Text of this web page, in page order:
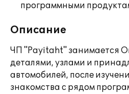
программными
Описание
ЧП "Payitaht" занимается
деталями, узлами и
автомобилей, после
знакомства с рядом